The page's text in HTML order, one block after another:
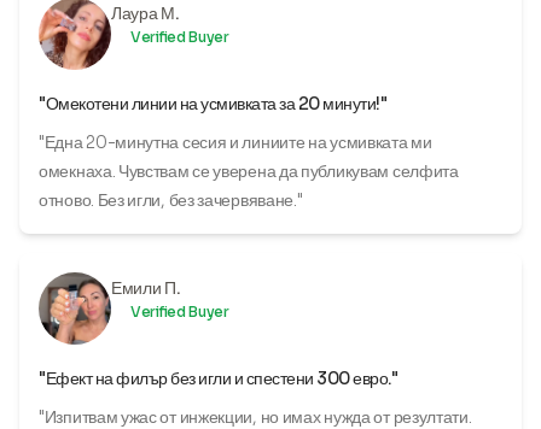
Лаура М.
Verified Buyer
"Омекотени линии на усмивката за 20 минути!"
"Една 20-минутна сесия и линиите на усмивката ми
омекнаха. Чувствам се уверена да публикувам селфита
отново. Без игли, без зачервяване."
Емили П.
Verified Buyer
"Ефект на филър без игли и спестени 300 евро."
"Изпитвам ужас от инжекции, но имах нужда от резултати.